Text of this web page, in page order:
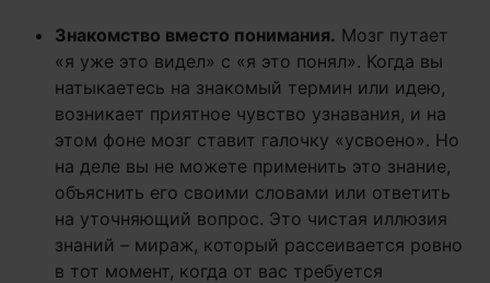
Знакомство вместо понимания. Мозг путает
«я уже это видел» с «я это понял». Когда вы
натыкаетесь на знакомый термин или идею,
возникает приятное чувство узнавания, и на
этом фоне мозг ставит галочку «усвоено». Но
на деле вы не можете применить это знание,
объяснить его своими словами или ответить
на уточняющий вопрос. Это чистая иллюзия
знаний – мираж, который рассеивается ровно
в тот момент, когда от вас требуется